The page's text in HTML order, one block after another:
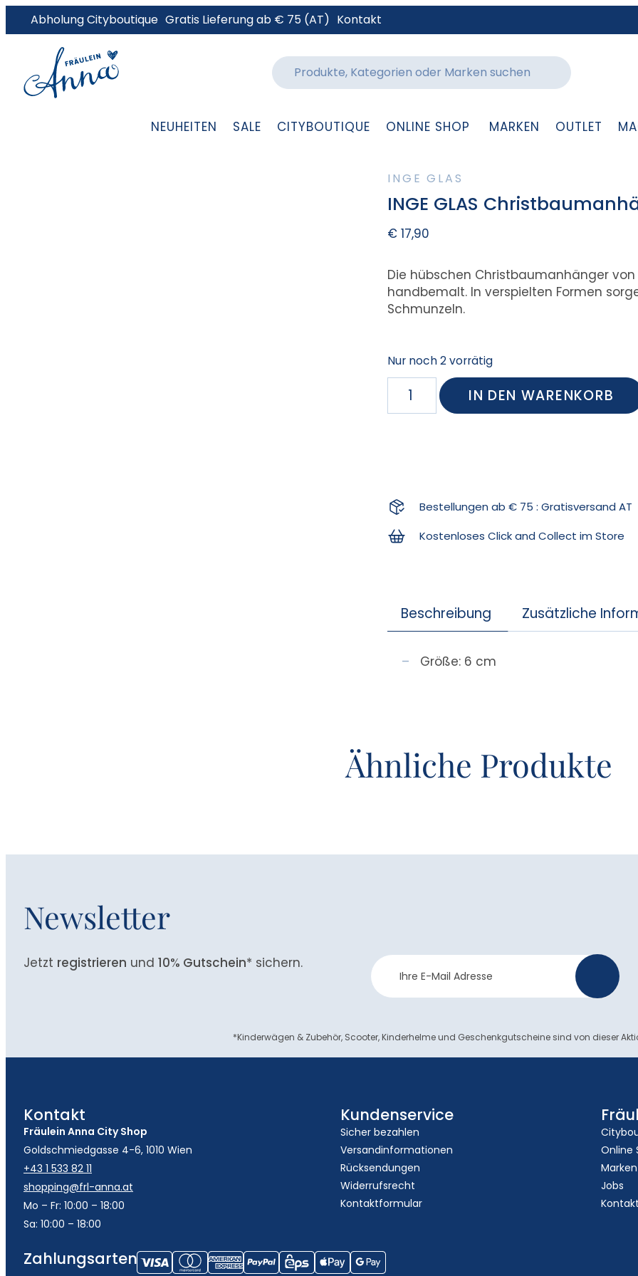
Abholung Cityboutique Gratis Lieferung ab € 75 (AT) Kontakt
NEUHEITEN SALE CITYBOUTIQUE ONLINE SHOP MARKEN OUTLET
INGE GLAS
INGE GLAS
€ 17,90
Die hübschen Christbaumanhänger von
handbemalt. In verspielten Formen
Schmunzeln.
Nur noch 2 vorrätig
IN DEN WARENKORB
Bestellungen ab € 75 : Gratisversand AT
Kostenloses Click and Collect im Store
Beschreibung Zusätzliche
Größe: 6 cm
Ähnliche Produkte
Newsletter
Jetzt registrieren und 10% Gutschein* sichern.
Newsletter
Anmeldung
*Kinderwägen & Zubehör, Scooter, Kinderhelme und Geschenkgutscheine sind von dieser
Kontakt
Fräulein Anna City Shop
Goldschmiedgasse 4-6, 1010 Wien
+43 1 533 82 11
shopping@frl-anna.at
Mo – Fr: 10:00 – 18:00
Sa: 10:00 – 18:00
Kundenservice
Sicher bezahlen
Versandinformationen
Rücksendungen
Widerrufsrecht
Kontaktformular
Online
Marken
Jobs
Kontakt
Zahlungsarten